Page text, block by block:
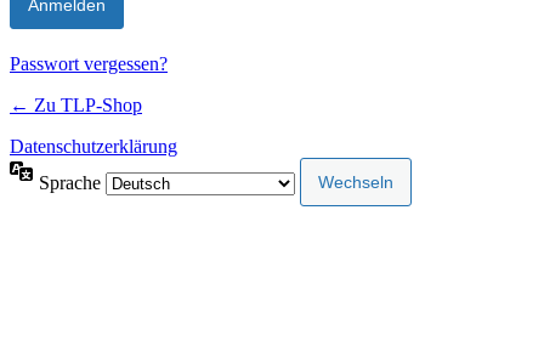
Passwort vergessen?
← Zu TLP-Shop
Datenschutzerklärung
Sprache